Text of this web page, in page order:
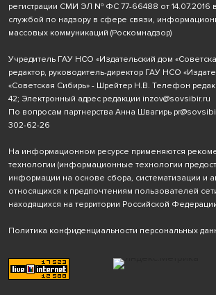
регистрации СМИ ЭЛ № ФС 77-66488 от 14.07.2016
службой по надзору в сфере связи,
массовых коммуникаций (Роскомнадзор)
Учредитель ГАУ НСО «Издательский дом
редактор, руководитель-директор ГАУ НСО
«Советская Сибирь» - Шрейтер Н.В. Телефон
42; Электронный адрес редакции inzov@sovsibir.ru
По вопросам партнерства Анна Швагирь
302-62-26
На информационном ресурсе применяются
технологии (информационные технологии
информации на основе сбора, систематизации и
относящихся к предпочтениям пользователей
находящихся на территории Российской
Политика конфиденциальности персональных